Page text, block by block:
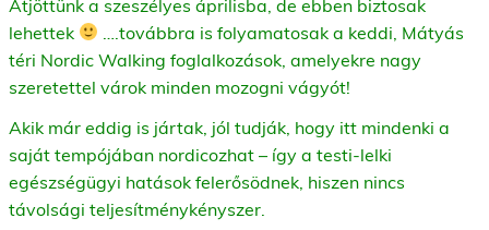
Átjöttünk a szeszélyes áprilisba, de ebben biztosak
lehettek
….továbbra is folyamatosak a keddi, Mátyás
téri Nordic Walking foglalkozások, amelyekre nagy
szeretettel várok minden mozogni vágyót!
Akik már eddig is jártak, jól tudják, hogy itt mindenki a
saját tempójában nordicozhat – így a testi-lelki
egészségügyi hatások felerősödnek, hiszen nincs
távolsági teljesítménykényszer.